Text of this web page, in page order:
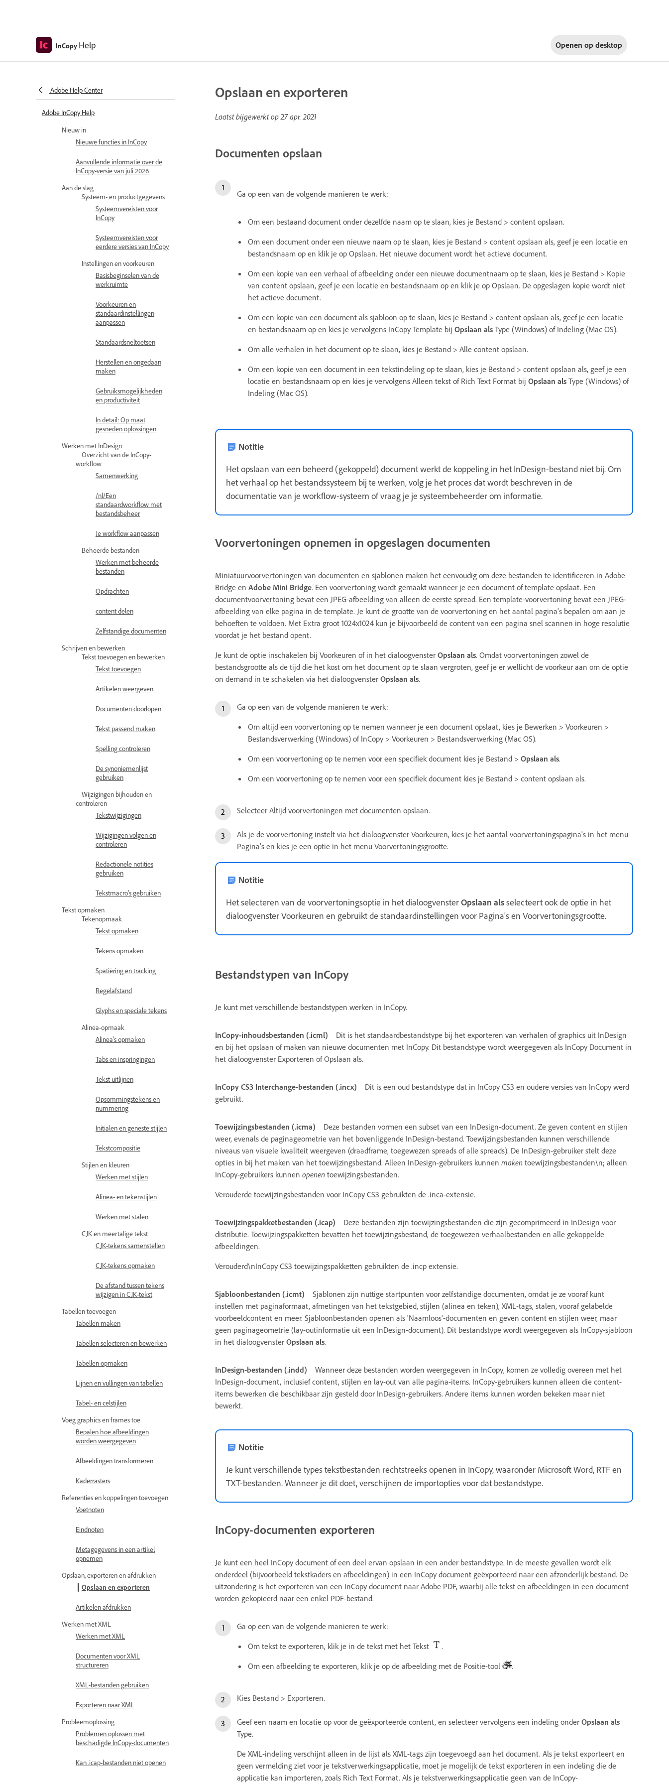
InCopy Help Openen op desktop
Adobe Help Center
Adobe InCopy Help
Nieuw in
Nieuwe functies in InCopy
Aanvullende informatie over de
InCopy-versie van juli 2026
Aan de slag
Systeem- en productgegevens
Systeemvereisten voor
InCopy
Systeemvereisten voor
eerdere versies van InCopy
Instellingen en voorkeuren
Basisbeginselen van de
werkruimte
Voorkeuren en
standaardinstellingen
aanpassen
Standaardsneltoetsen
Herstellen en ongedaan
maken
Gebruiksmogelijkheden
en productiviteit
In detail: Op maat
gesneden oplossingen
Werken met InDesign
Overzicht van de InCopy-
workflow
Samenwerking
/nl/Een
standaardworkflow met
bestandsbeheer
Je workflow aanpassen
Beheerde bestanden
Werken met beheerde
bestanden
Opdrachten
content delen
Zelfstandige documenten
Schrijven en bewerken
Tekst toevoegen en bewerken
Tekst toevoegen
Artikelen weergeven
Documenten doorlopen
Tekst passend maken
Spelling controleren
De synoniemenlijst
gebruiken
Wijzigingen bijhouden en
controleren
Tekstwijzigingen
Wijzigingen volgen en
controleren
Redactionele notities
gebruiken
Tekstmacro's gebruiken
Tekst opmaken
Tekenopmaak
Tekst opmaken
Tekens opmaken
Spatiëring en tracking
Regelafstand
Glyphs en speciale tekens
Alinea-opmaak
Alinea's opmaken
Tabs en inspringingen
Tekst uitlijnen
Opsommingstekens en
nummering
Initialen en geneste stijlen
Tekstcompositie
Stijlen en kleuren
Werken met stijlen
Alinea- en tekenstijlen
Werken met stalen
CJK en meertalige tekst
CJK-tekens samenstellen
CJK-tekens opmaken
De afstand tussen tekens
wijzigen in CJK-tekst
Tabellen toevoegen
Tabellen maken
Tabellen selecteren en bewerken
Tabellen opmaken
Lijnen en vullingen van tabellen
Tabel- en celstijlen
Voeg graphics en frames toe
Bepalen hoe afbeeldingen
worden weergegeven
Afbeeldingen transformeren
Kaderrasters
Referenties en koppelingen toevoegen
Voetnoten
Eindnoten
Metagegevens in een artikel
opnemen
Opslaan, exporteren en afdrukken
Opslaan en exporteren
Artikelen afdrukken
Werken met XML
Werken met XML
Documenten voor XML
structureren
XML-bestanden gebruiken
Exporteren naar XML
Probleemoplossing
Problemen oplossen met
beschadigde InCopy-documenten
Kan .icap-bestanden niet openen
Opslaan en exporteren
Laatst bijgewerkt op27 apr. 2021
Documenten opslaan
Ga op een van de volgende manieren te werk:
Om een bestaand document onder dezelfde naam op te slaan, kies je Bestand > content opslaan.
Om een document onder een nieuwe naam op te slaan, kies je Bestand > content opslaan als, geef je een locatie en
bestandsnaam op en klik je op Opslaan. Het nieuwe document wordt het actieve document.
Om een kopie van een verhaal of afbeelding onder een nieuwe documentnaam op te slaan, kies je Bestand > Kopie
van content opslaan, geef je een locatie en bestandsnaam op en klik je op Opslaan. De opgeslagen kopie wordt niet
het actieve document.
Om een kopie van een document als sjabloon op te slaan, kies je Bestand > content opslaan als, geef je een locatie
en bestandsnaam op en kies je vervolgens InCopy Template bij Opslaan als Type (Windows) of Indeling (Mac OS).
Om alle verhalen in het document op te slaan, kies je Bestand > Alle content opslaan.
Om een kopie van een document in een tekstindeling op te slaan, kies je Bestand > content opslaan als, geef je een
locatie en bestandsnaam op en kies je vervolgens Alleen tekst of Rich Text Format bij Opslaan als Type (Windows) of
Indeling (Mac OS).
Notitie
Het opslaan van een beheerd (gekoppeld) document werkt de koppeling in het InDesign-bestand niet bij. Om
het verhaal op het bestandssysteem bij te werken, volg je het proces dat wordt beschreven in de
documentatie van je workflow-systeem of vraag je je systeembeheerder om informatie.
Voorvertoningen opnemen in opgeslagen documenten
Miniatuurvoorvertoningen van documenten en sjablonen maken het eenvoudig om deze bestanden te identificeren in Adobe
Bridge en Adobe Mini Bridge. Een voorvertoning wordt gemaakt wanneer je een document of template opslaat. Een
documentvoorvertoning bevat een JPEG-afbeelding van alleen de eerste spread. Een template-voorvertoning bevat een JPEG-
afbeelding van elke pagina in de template. Je kunt de grootte van de voorvertoning en het aantal pagina's bepalen om aan je
behoeften te voldoen. Met Extra groot 1024x1024 kun je bijvoorbeeld de content van een pagina snel scannen in hoge resolutie
voordat je het bestand opent.
Je kunt de optie inschakelen bij Voorkeuren of in het dialoogvenster Opslaan als. Omdat voorvertoningen zowel de
bestandsgrootte als de tijd die het kost om het document op te slaan vergroten, geef je er wellicht de voorkeur aan om de optie
on demand in te schakelen via het dialoogvenster Opslaan als.
Ga op een van de volgende manieren te werk:
Om altijd een voorvertoning op te nemen wanneer je een document opslaat, kies je Bewerken > Voorkeuren >
Bestandsverwerking (Windows) of InCopy > Voorkeuren > Bestandsverwerking (Mac OS).
Om een voorvertoning op te nemen voor een specifiek document kies je Bestand > Opslaan als.
Om een voorvertoning op te nemen voor een specifiek document kies je Bestand > content opslaan als.
Selecteer Altijd voorvertoningen met documenten opslaan.
Als je de voorvertoning instelt via het dialoogvenster Voorkeuren, kies je het aantal voorvertoningspagina's in het menu
Pagina's en kies je een optie in het menu Voorvertoningsgrootte.
Notitie
Het selecteren van de voorvertoningsoptie in het dialoogvensterOpslaan alsselecteert ook de optie in het
dialoogvenster Voorkeuren en gebruikt de standaardinstellingen voor Pagina's en Voorvertoningsgrootte.
Bestandstypen van InCopy
Je kunt met verschillende bestandstypen werken in InCopy.
InCopy-inhoudsbestanden (.icml)
Dit is het standaardbestandstype bij het exporteren van verhalen of graphics uit InDesign
en bij het opslaan of maken van nieuwe documenten met InCopy. Dit bestandstype wordt weergegeven als InCopy Document in
het dialoogvenster Exporteren of Opslaan als.
InCopy CS3 Interchange-bestanden (.incx)
Dit is een oud bestandstype dat in InCopy CS3 en oudere versies van InCopy werd
gebruikt.
Toewijzingsbestanden (.icma)
Deze bestanden vormen een subset van een InDesign-document. Ze geven content en stijlen
weer, evenals de paginageometrie van het bovenliggende InDesign-bestand. Toewijzingsbestanden kunnen verschillende
niveaus van visuele kwaliteit weergeven (draadframe, toegewezen spreads of alle spreads). De InDesign-gebruiker stelt deze
opties in bij het maken van het toewijzingsbestand. Alleen InDesign-gebruikers kunnen maken toewijzingsbestanden\n; alleen
InCopy-gebruikers kunnen openen toewijzingsbestanden.
Verouderde toewijzingsbestanden voor InCopy CS3 gebruikten de .inca-extensie.
Toewijzingspakketbestanden (.icap)
Deze bestanden zijn toewijzingsbestanden die zijn gecomprimeerd in InDesign voor
distributie. Toewijzingspakketten bevatten het toewijzingsbestand, de toegewezen verhaalbestanden en alle gekoppelde
afbeeldingen.
Verouderd\nInCopy CS3 toewijzingspakketten gebruikten de .incp extensie.
Sjabloonbestanden (.icmt)
Sjablonen zijn nuttige startpunten voor zelfstandige documenten, omdat je ze vooraf kunt
instellen met paginaformaat, afmetingen van het tekstgebied, stijlen (alinea en teken), XML-tags, stalen, vooraf gelabelde
voorbeeldcontent en meer. Sjabloonbestanden openen als 'Naamloos'-documenten en geven content en stijlen weer, maar
geen paginageometrie (lay-outinformatie uit een InDesign-document). Dit bestandstype wordt weergegeven als InCopy-sjabloon
in het dialoogvenster Opslaan als.
InDesign-bestanden (.indd)
Wanneer deze bestanden worden weergegeven in InCopy, komen ze volledig overeen met het
InDesign-document, inclusief content, stijlen en lay-out van alle pagina-items. InCopy-gebruikers kunnen alleen die content-
items bewerken die beschikbaar zijn gesteld door InDesign-gebruikers. Andere items kunnen worden bekeken maar niet
bewerkt.
Notitie
Je kunt verschillende types tekstbestanden rechtstreeks openen in InCopy, waaronder Microsoft Word, RTF en
TXT-bestanden. Wanneer je dit doet, verschijnen de importopties voor dat bestandstype.
InCopy-documenten exporteren
Je kunt een heel InCopy document of een deel ervan opslaan in een ander bestandstype. In de meeste gevallen wordt elk
onderdeel (bijvoorbeeld tekstkaders en afbeeldingen) in een InCopy document geëxporteerd naar een afzonderlijk bestand. De
uitzondering is het exporteren van een InCopy document naar Adobe PDF, waarbij alle tekst en afbeeldingen in een document
worden gekopieerd naar een enkel PDF-bestand.
Ga op een van de volgende manieren te werk:
Om tekst te exporteren, klik je in de tekst met het Tekst
.
Om een afbeelding te exporteren, klik je op de afbeelding met de Positie-tool
.
Kies Bestand > Exporteren.
Geef een naam en locatie op voor de geëxporteerde content, en selecteer vervolgens een indeling onder Opslaan als
Type.
De XML-indeling verschijnt alleen in de lijst als XML-tags zijn toegevoegd aan het document. Als je tekst exporteert en
geen vermelding ziet voor je tekstverwerkingsapplicatie, moet je mogelijk de tekst exporteren in een indeling die de
applicatie kan importeren, zoals Rich Text Format. Als je tekstverwerkingsapplicatie geen van de InCopy-